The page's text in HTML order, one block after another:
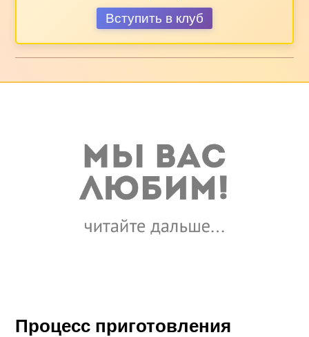
Вступить в клуб
Процесс приготовления